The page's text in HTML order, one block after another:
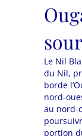
Le Nil
du Nil,
borde
nord-
au nord-
portion